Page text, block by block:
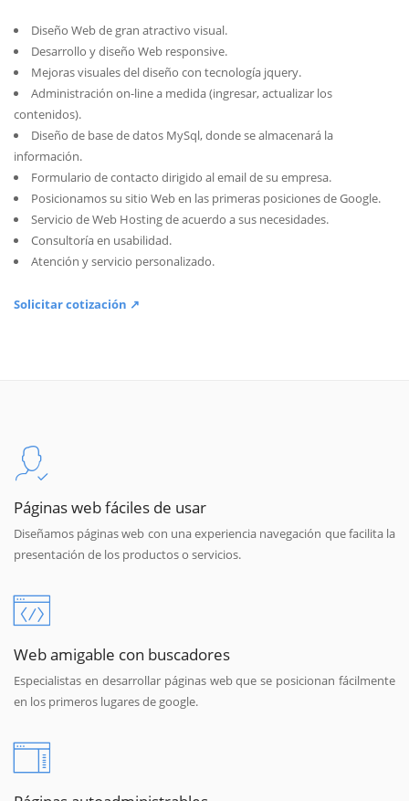
Diseño Web de gran atractivo visual.
Desarrollo y diseño Web responsive.
Mejoras visuales del diseño con tecnología jquery.
Administración on-line a medida (ingresar, actualizar los
contenidos).
Diseño de base de datos MySql, donde se almacenará la
información.
Formulario de contacto dirigido al email de su empresa.
Posicionamos su sitio Web en las primeras posiciones de Google.
Servicio de Web Hosting de acuerdo a sus necesidades.
Consultoría en usabilidad.
Atención y servicio personalizado.
Solicitar cotización ↗
Páginas web fáciles de usar
Diseñamos páginas web con una experiencia navegación que facilita la
presentación de los productos o servicios.
Web amigable con buscadores
Especialistas en desarrollar páginas web que se posicionan fácilmente
en los primeros lugares de google.